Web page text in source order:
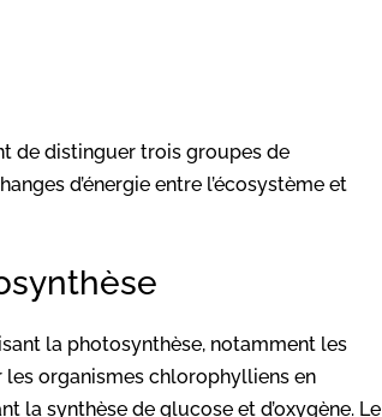
de distinguer trois groupes de
d’énergie entre l’écosystème et
la photosynthèse, notamment les
organismes chlorophylliens en
la synthèse de glucose et d’oxygène. Le